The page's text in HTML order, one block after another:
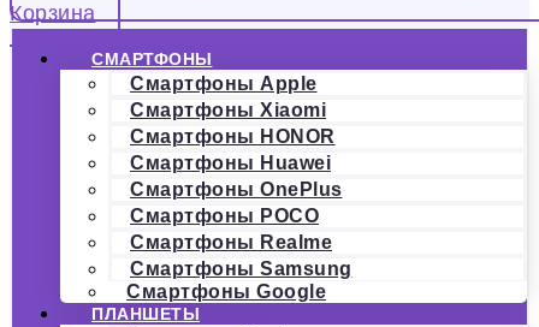
Корзина
СМАРТФОНЫ
Смартфоны Apple
Смартфоны Xiaomi
Смартфоны HONOR
Смартфоны Huawei
Смартфоны OnePlus
Смартфоны POCO
Смартфоны Realme
Смартфоны Samsung
Смартфоны Google
ПЛАНШЕТЫ